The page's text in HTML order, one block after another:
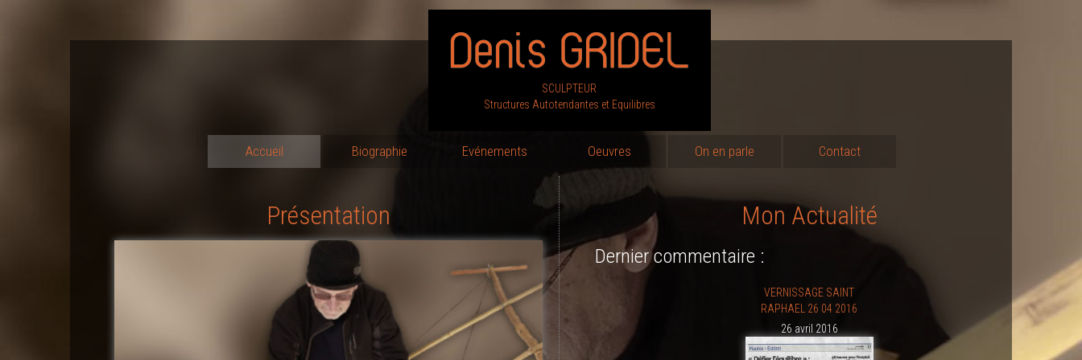
SCULPTEUR
Structures Autotendantes et Equilibres
Accueil Biographie Evénements Oeuvres On en parle Contact
Présentation Mon Actualité
Dernier commentaire :
VERNISSAGE SAINT
RAPHAEL 26 04 2016
26 avril 2016